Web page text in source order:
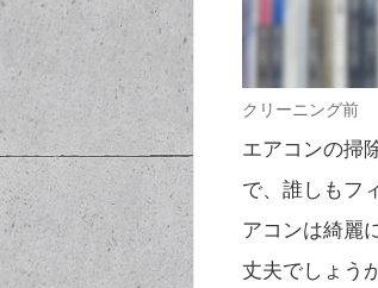
クリーニング前
エアコンの掃
で、誰しもフ
アコンは綺麗
丈夫でしょう